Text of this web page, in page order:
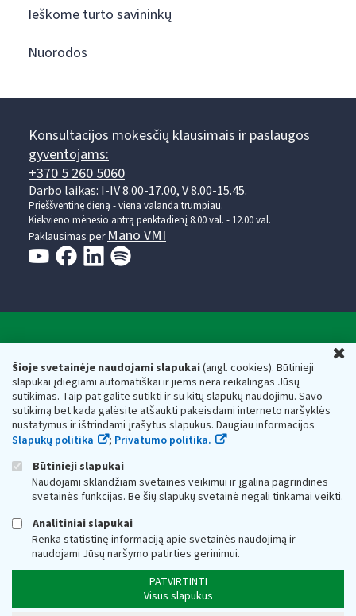
Šioje svetainėje naudojami slapukai(angl. cookies). Būtinieji
slapukai įdiegiami automatiškai ir jiems nėra reikalingas Jūsų
sutikimas. Taip pat galite sutikti ir su kitų slapukų naudojimu. Savo
sutikimą bet kada galėsite atšaukti pakeisdami interneto naršyklės
nustatymus ir ištrindami įrašytus slapukus. Daugiau informacijos
Slapukų politika
; Privatumo politika.
Būtinieji slapukai
Naudojami sklandžiam svetainės veikimui ir įgalina pagrindines
svetainės funkcijas. Be šių slapukų svetainė negali tinkamai veikti.
Analitiniai slapukai
Renka statistinę informaciją apie svetainės naudojimą ir
naudojami Jūsų naršymo patirties gerinimui.
PATVIRTINTI
Visus slapukus
Ieškome turto savininkų
Nuorodos
Konsultacijos mokesčių klausimais ir paslaugos
gyventojams:
+370 5 260 5060
Darbo laikas: I-IV 8.00-17.00, V 8.00-15.45.
Prieššventinę dieną - viena valanda trumpiau.
Kiekvieno mėnesio antrą penktadienį 8.00 val. - 12.00 val.
Paklausimas per Mano VMI
Respublikos finansų ministerijos
Biudžetinė įstaiga. Juridinio asmens kodas — 188659752,
adresas: Vasario 16-osios g. 14, 01107 Vilnius, Lietuva, el.paštas:
vmi@vmi.lt, E. pristatymo dėžutės adresas 188659752
Duomenys apie Valstybinę mokesčių inspekciją prie Lietuvos
Respublikos finansų ministerijos kaupiami ir saugomi Juridinių